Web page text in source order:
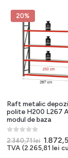
20%
Raft metalic
polite H200 L267
modul de baza
0 out of 5
2.340,71lei Prețul
inițial
TVA (2.265,81 lei